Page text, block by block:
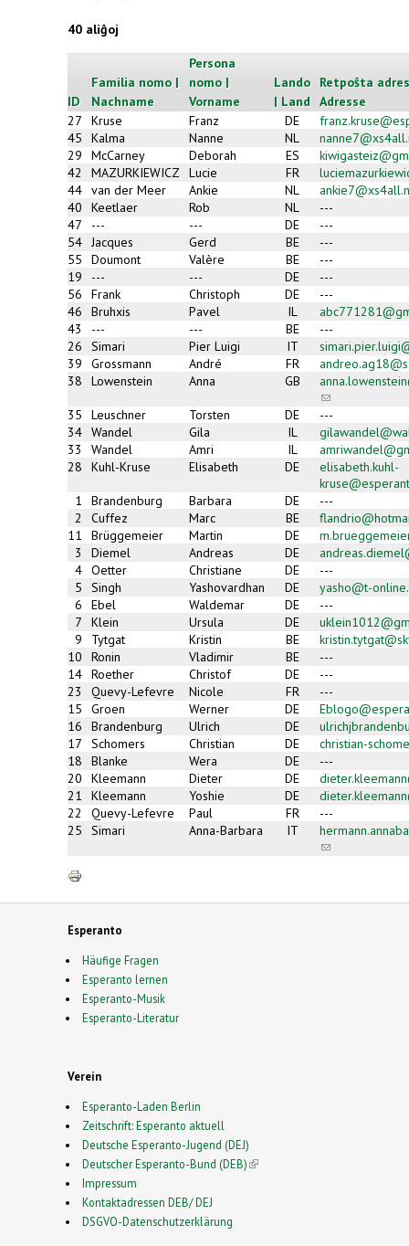
40 aliĝoj
ID
Familia nomo |
Nachname
Persona
nomo |
Vorname
Lando
| Land
Retpoŝta
Adresse
27
Kruse Franz DE
45
Kalma Nanne NL
29
McCarney Deborah ES
42
MAZURKIEWICZ Lucie FR
44 van der Meer Ankie NL
40
Keetlaer Rob NL
---
47
--- --- DE
---
54
Jacques Gerd BE
---
55
Doumont Valère BE
---
19
--- --- DE
---
56
Frank Christoph DE
---
46
Bruhxis Pavel IL
43
--- --- BE
---
26
Simari Pier Luigi IT
39
Grossmann André FR
38
Lowenstein Anna GB
(link
sends
e-
mail)
35 Leuschner Torsten DE
---
34 Wandel Gila IL
33
Wandel Amri IL
28
Kuhl-Kruse Elisabeth DE
elisabeth.kuhl-
1
Brandenburg Barbara DE
---
2
Cuffez Marc BE
11
Brüggemeier Martin DE
3
Diemel Andreas DE
4 Oetter Christiane DE
---
5
Singh Yashovardhan DE
yasho@t-
6
Ebel Waldemar DE
---
7
Klein Ursula DE
9
Tytgat Kristin BE
10
Ronin Vladimir BE
---
14 Roether Christof DE
---
23
Quevy-Lefevre Nicole FR
---
15
Groen Werner DE
16
Brandenburg Ulrich DE
17
Schomers Christian DE
christian-
18
Blanke Wera DE
---
20
Kleemann Dieter DE
21
Kleemann Yoshie DE
22
Quevy-Lefevre Paul FR
---
25
Simari Anna-Barbara IT
(link
Esperanto
Häufige Fragen
Esperanto lernen
Esperanto-Musik
Esperanto-Literatur
Verein
Esperanto-Laden Berlin
Zeitschrift: Esperanto aktuell
Deutsche Esperanto-Jugend (DEJ)
Deutscher Esperanto-Bund (DEB)(link is external)
Impressum
Kontaktadressen DEB/ DEJ
DSGVO-Datenschutzerklärung